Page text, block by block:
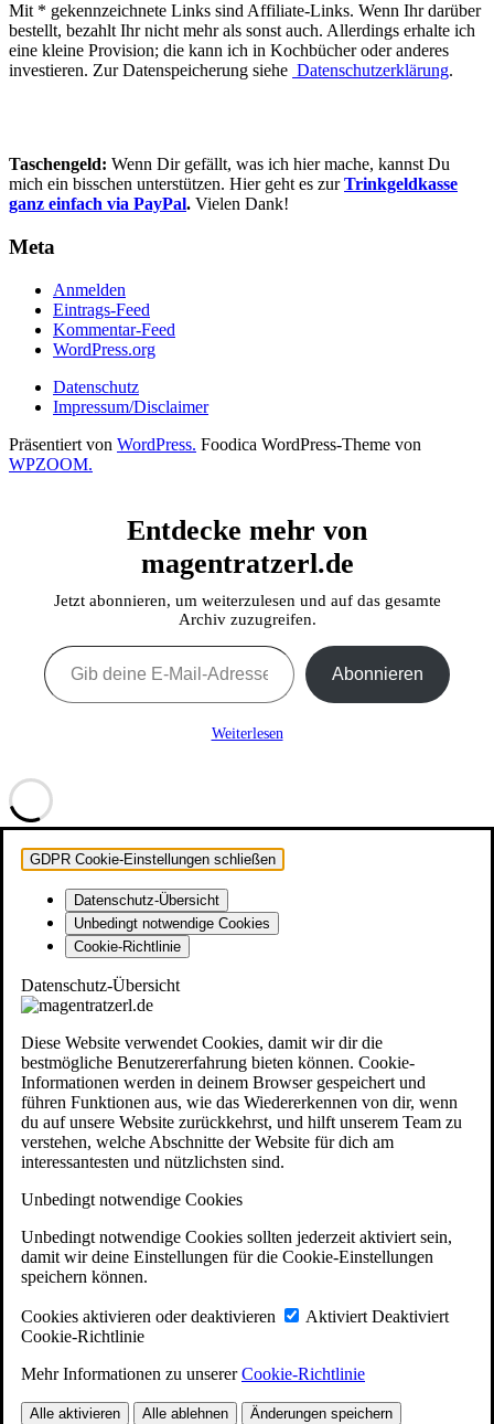
Mit * gekennzeichnete Links sind Affiliate-Links. Wenn Ihr darüber
bestellt, bezahlt Ihr nicht mehr als sonst auch. Allerdings erhalte ich
eine kleine Provision; die kann ich in Kochbücher oder anderes
investieren. Zur Datenspeicherung siehe Datenschutzerklärung.
Taschengeld: Wenn Dir gefällt, was ich hier mache, kannst Du
mich ein bisschen unterstützen. Hier geht es zurTrinkgeldkasse
ganz einfach via PayPal. Vielen Dank!
Meta
Anmelden
Eintrags-Feed
Kommentar-Feed
WordPress.org
Datenschutz
Impressum/Disclaimer
Präsentiert von WordPress. Foodica WordPress-Theme von
WPZOOM.
Entdecke mehr von
magentratzerl.de
Jetzt abonnieren, um weiterzulesen und auf das gesamte
Archiv zuzugreifen.
Gib deine E-Mail-Adresse ein ...
Abonnieren
Weiterlesen
GDPR Cookie-Einstellungen schließen
Datenschutz-Übersicht
Unbedingt notwendige Cookies
Cookie-Richtlinie
Datenschutz-Übersicht
Diese Website verwendet Cookies, damit wir dir die
bestmögliche Benutzererfahrung bieten können. Cookie-
Informationen werden in deinem Browser gespeichert und
führen Funktionen aus, wie das Wiedererkennen von dir, wenn
du auf unsere Website zurückkehrst, und hilft unserem Team zu
verstehen, welche Abschnitte der Website für dich am
interessantesten und nützlichsten sind.
Unbedingt notwendige Cookies
Unbedingt notwendige Cookies sollten jederzeit aktiviert sein,
damit wir deine Einstellungen für die Cookie-Einstellungen
speichern können.
Cookies aktivieren oder deaktivieren Aktiviert Deaktiviert
Cookie-Richtlinie
Mehr Informationen zu unsererCookie-Richtlinie
Alle aktivieren Alle ablehnen Änderungen speichern